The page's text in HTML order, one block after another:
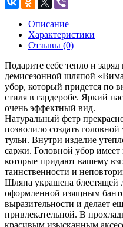
Описание
Характеристики
Отзывы (0)
Подарите себе тепло и
демисезонной шляпой
убор, который придется по
стиля в гардеробе. Яркий
очень эффектный вид.
Натуральный фетр
позволило создать
тульи. Внутри изделие
саржи. Головной убор
которые придают вашему
таинственности и
Шляпа украшена блестящей
оформленной изящным
выразительности и делает
привлекательной. В